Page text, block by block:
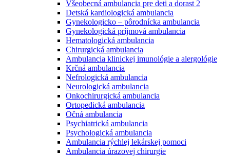
Všeobecná ambulancia pre deti a dorast 2
Detská kardiologická ambulancia
Gynekologicko – pôrodnícka ambulancia
Gynekologická príjmová ambulancia
Hematologická ambulancia
Chirurgická ambulancia
Ambulancia klinickej imunológie a alergológie
Krčná ambulancia
Nefrologická ambulancia
Neurologická ambulancia
Onkochirurgická ambulancia
Ortopedická ambulancia
Očná ambulancia
Psychiatrická ambulancia
Psychologická ambulancia
Ambulancia rýchlej lekárskej pomoci
Ambulancia úrazovej chirurgie